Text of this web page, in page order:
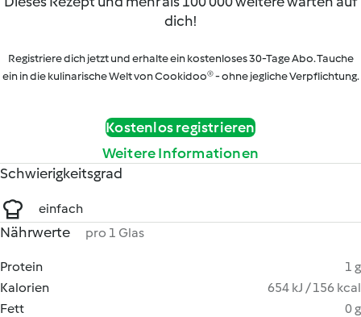
dich!
Registriere dich jetzt und erhalte ein kostenloses 30-Tage Abo. Tauche
ein in die kulinarische Welt von Cookidoo® - ohne jegliche Verpflichtung.
Kostenlos registrieren
Weitere Informationen
Schwierigkeitsgrad
einfach
Nährwerte pro 1 Glas
Protein
1 g
Kalorien
654 kJ / 156 kcal
Fett
0 g